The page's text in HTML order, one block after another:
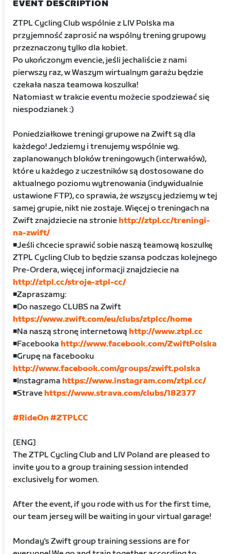
EVENT DESCRIPTION
ZTPL Cycling Club wspólnie z LIV Polska ma
przyjemność zaprosić na wspólny trening grupowy
przeznaczony tylko dla kobiet.
Po ukończonym evencie, jeśli jechaliście z nami
pierwszy raz, w Waszym wirtualnym garażu będzie
czekała nasza teamowa koszulka!
Natomiast w trakcie eventu możecie spodziewać się
niespodzianek :)
Poniedziałkowe treningi grupowe na Zwift są dla
każdego! Jedziemy i trenujemy wspólnie wg.
zaplanowanych bloków treningowych (interwałów),
które u każdego z uczestników są dostosowane do
aktualnego poziomu wytrenowania (indywidualnie
ustawione FTP), co sprawia, że wszyscy jedziemy w tej
samej grupie, nikt nie zostaje. Więcej o treningach na
Zwift znajdziecie na stronie http://ztpl.cc/treningi-
na-zwift/
◾️Jeśli chcecie sprawić sobie naszą teamową koszulkę
ZTPL Cycling Club to będzie szansa podczas kolejnego
Pre-Ordera, więcej informacji znajdziecie na
http://ztpl.cc/stroje-ztpl-cc/
◾️Zapraszamy:
◾️Do naszego CLUBS na Zwift
https://www.zwift.com/eu/clubs/ztplcc/home
◾️Na naszą stronę internetową http://www.ztpl.cc
◾️Facebooka http://www.facebook.com/ZwiftPolska
◾️Grupę na facebooku
http://www.facebook.com/groups/zwift.polska
◾️Instagrama https://www.instagram.com/ztpl.cc/
◾️Strave https://www.strava.com/clubs/182377
#RideOn#ZTPLCC
[ENG]
The ZTPL Cycling Club and LIV Poland are pleased to
invite you to a group training session intended
exclusively for women.
After the event, if you rode with us for the first time,
our team jersey will be waiting in your virtual garage!
Monday's Zwift group training sessions are for